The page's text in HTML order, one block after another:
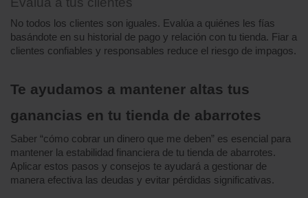
No todos los clientes son iguales. Evalúa a quiénes les fías
basándote en su historial de pago y relación con tu tienda. Fiar a
clientes confiables y responsables reduce el riesgo de impagos.
Te ayudamos a mantener altas tus
ganancias en tu tienda de abarrotes
Saber “cómo cobrar un dinero que me deben” es esencial para
mantener la estabilidad financiera de tu tienda de abarrotes.
Aplicar estos pasos y consejos te ayudará a gestionar de
manera efectiva las deudas y evitar pérdidas significativas.